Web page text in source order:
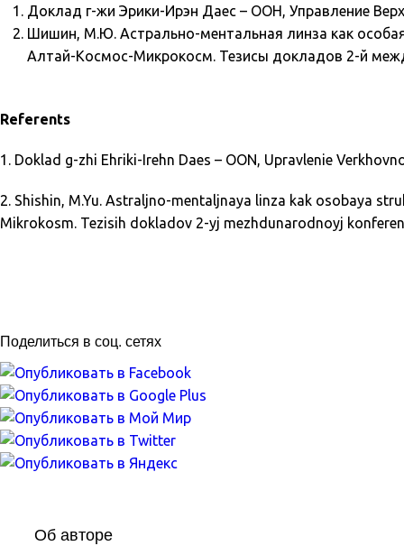
Доклад г-жи Эрики-Ирэн Даес – ООН, Управление
Шишин, М.Ю. Астрально-ментальная линза как
Алтай-Космос-Микрокосм. Тезисы докладов 2-й
Referents
1. Doklad g-zhi Ehriki-Irehn Daes – OON, Upravlenie
2. Shishin, M.Yu. Astraljno-mentaljnaya linza kak osobaya
Mikrokosm. Tezisih dokladov 2-yj mezhdunarodnoyj
Поделиться в соц. сетях
Об авторе